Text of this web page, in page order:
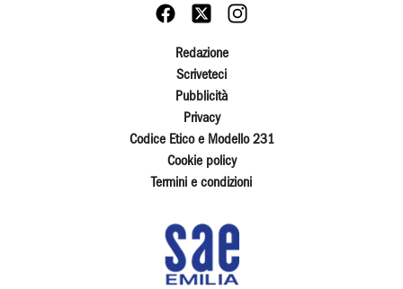
Redazione
Scriveteci
Pubblicità
Privacy
Codice Etico e Modello 231
Cookie policy
Termini e condizioni